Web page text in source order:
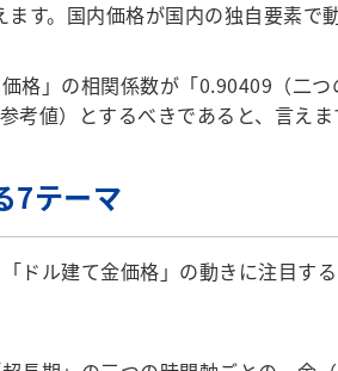
す。国内価格が国内の独自要素で
格」の相関係数が「0.90409（二
値）とするべきであると、言えま
7テーマ
ドル建て金価格」の動きに注目す